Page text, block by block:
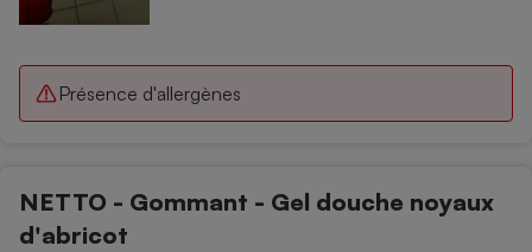
Présence d'allergènes
NETTO - Gommant - Gel douche noyaux
d'abricot